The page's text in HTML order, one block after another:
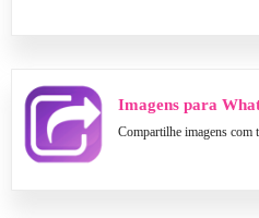
Imagens para
Compartilhe imagens com